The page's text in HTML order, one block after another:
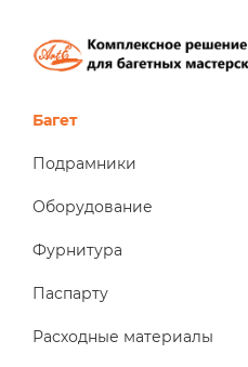
Багет
Подрамники
Оборудование
Фурнитура
Паспарту
Расходные материалы